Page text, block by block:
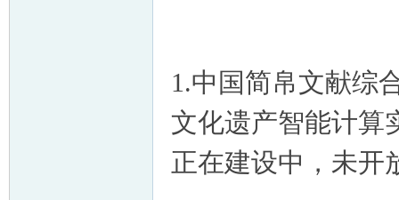
1.中国简帛文献综
文化遗产智能计算
正在建设中，未开